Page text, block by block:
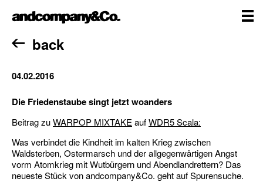
to
andcompany&Co
Home
back
04.02.2016
Die Friedenstaube singt jetzt woanders
Beitrag zuWARPOP MIXTAKE aufWDR5 Scala:
Was verbindet die Kindheit im kalten Krieg zwischen
Waldsterben, Ostermarsch und der allgegenwärtigen Angst
vorm Atomkrieg mit Wutbürgern und Abendlandrettern? Das
neueste Stück von andcompany&Co. geht auf Spurensuche.